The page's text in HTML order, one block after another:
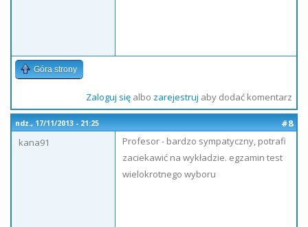
Góra strony
Zaloguj sięalbo zarejestruj aby dodać komentarz
ndz., 17/11/2013 - 21:25
#8
kana91
Profesor - bardzo sympatyczny, potrafi
zaciekawić na wykładzie. egzamin test
wielokrotnego wyboru